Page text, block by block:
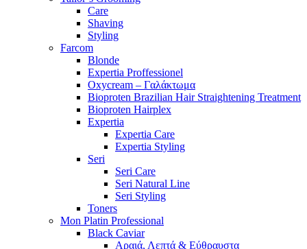
Care
Shaving
Styling
Farcom
Blonde
Expertia Proffessionel
Oxycream – Γαλάκτωμα
Bioproten Brazilian Hair Straightening Treatment
Bioproten Hairplex
Expertia
Expertia Care
Expertia Styling
Seri
Seri Care
Seri Natural Line
Seri Styling
Toners
Mon Platin Professional
Black Caviar
Αραιά, Λεπτά & Εύθραυστα